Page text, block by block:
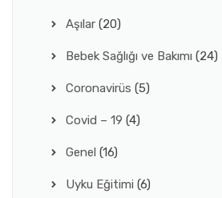
Aşılar (20)
Bebek Sağlığı ve Bakımı (24)
Coronavirüs (5)
Covid – 19 (4)
Genel (16)
Uyku Eğitimi (6)